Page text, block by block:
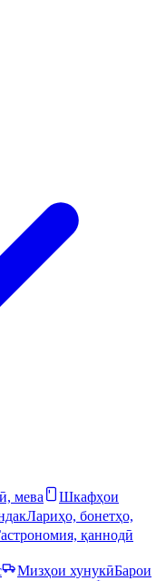
мева
Шкафҳои
Лариҳо, бонетҳо,
қаннодӣ
Мизҳои хунукӣБарои